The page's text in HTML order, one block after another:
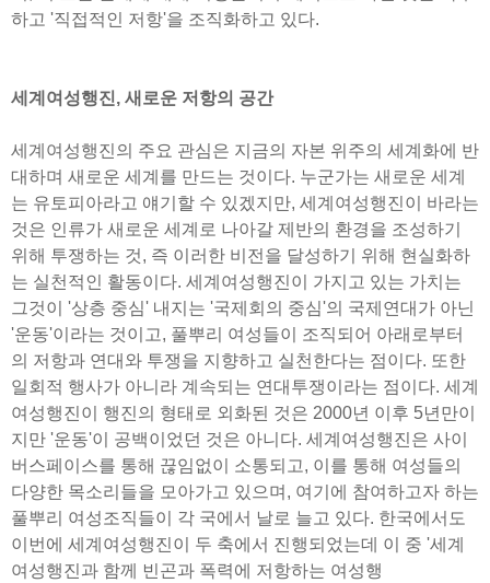
하고 '직접적인 저항'을 조직화하고 있다.
세계여성행진, 새로운 저항의 공간
세계여성행진의 주요 관심은 지금의 자본 위주의 세계화에 반
대하며 새로운 세계를 만드는 것이다. 누군가는 새로운 세계
는 유토피아라고 얘기할 수 있겠지만, 세계여성행진이 바라는
것은 인류가 새로운 세계로 나아갈 제반의 환경을 조성하기
위해 투쟁하는 것, 즉 이러한 비전을 달성하기 위해 현실화하
는 실천적인 활동이다. 세계여성행진이 가지고 있는 가치는
그것이 '상층 중심' 내지는 '국제회의 중심'의 국제연대가 아닌
'운동'이라는 것이고, 풀뿌리 여성들이 조직되어 아래로부터
의 저항과 연대와 투쟁을 지향하고 실천한다는 점이다. 또한
일회적 행사가 아니라 계속되는 연대투쟁이라는 점이다. 세계
여성행진이 행진의 형태로 외화된 것은 2000년 이후 5년만이
지만 '운동'이 공백이었던 것은 아니다. 세계여성행진은 사이
버스페이스를 통해 끊임없이 소통되고, 이를 통해 여성들의
다양한 목소리들을 모아가고 있으며, 여기에 참여하고자 하는
풀뿌리 여성조직들이 각 국에서 날로 늘고 있다. 한국에서도
이번에 세계여성행진이 두 축에서 진행되었는데 이 중 '세계
여성행진과 함께 빈곤과 폭력에 저항하는 여성행